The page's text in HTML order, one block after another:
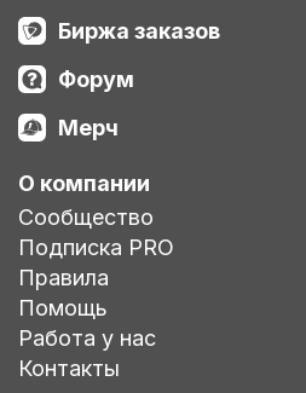
Биржа заказов
Форум
Мерч
О компании
Сообщество
Подписка PRO
Правила
Помощь
Работа у нас
Контакты